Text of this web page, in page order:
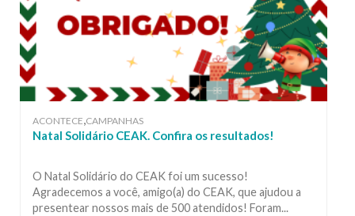
ACONTECE,CAMPANHAS
Natal Solidário CEAK. Confira os resultados!
O Natal Solidário do CEAK foi um sucesso!
Agradecemos a você, amigo(a) do CEAK, que ajudou a
presentear nossos mais de 500 atendidos! Foram...